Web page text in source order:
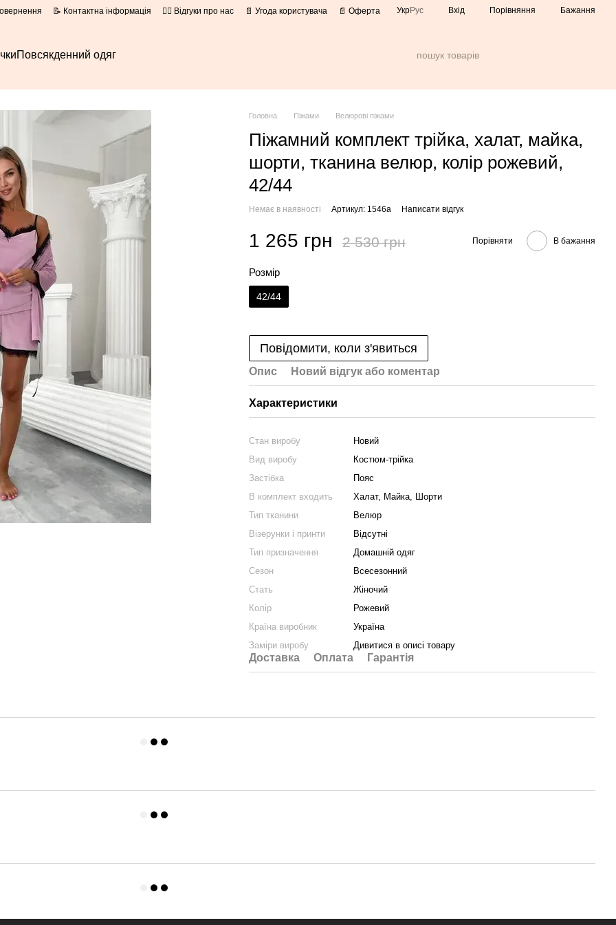
📝 Контактна інформація 👍🏻 Відгуки про нас 📄 Угода користувача 📄 Оферта УкрРус Вхід Порівняння Бажання
Повсякденний одяг
Головна Піжами Велюрові піжами
Піжамний комплект трійка, халат, майка,
шорти, тканина велюр, колір рожевий,
42/44
Немає в наявності Артикул: 1546а Написати відгук
1 265 грн 2 530 грн Порівняти В бажання
Розмір
42/44
Повідомити, коли з'явиться
Опис Новий відгук або коментар
Характеристики
Стан виробу
Новий
Вид виробу
Костюм-трійка
Застібка
Пояс
В комплект входить
Халат, Майка, Шорти
Тип тканини
Велюр
Візерунки і принти
Відсутні
Тип призначення
Домашній одяг
Сезон
Всесезонний
Стать
Жіночий
Колір
Рожевий
Країна виробник
Україна
Заміри виробу
Дивитися в описі товару
Доставка Оплата Гарантія